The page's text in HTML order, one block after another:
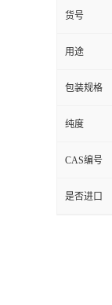
货号
用途
包装规格
纯度
CAS编号
是否进口